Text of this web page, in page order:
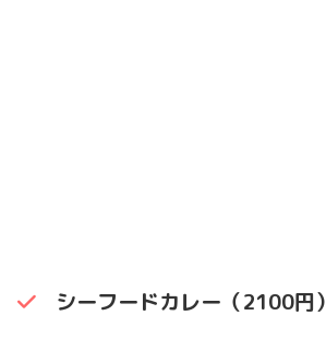
シーフードカレー（2100円）